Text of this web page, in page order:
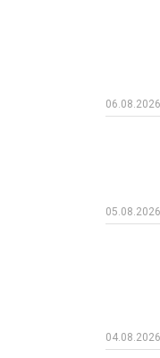
СУШКА
ИТОГИ
06.08.2026
05.08.2026
04.08.2026